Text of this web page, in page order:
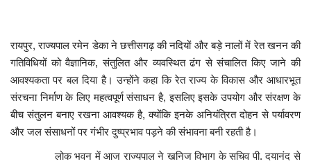
धर्म
मनोरंजन
बिजनेस
रायपुर, राज्यपाल रमेन डेका ने छत्तीसगढ़ की नदियों और बड़े नालों में रेत खनन की
गतिविधियों को वैज्ञानिक, संतुलित और व्यवस्थित ढंग से संचालित किए जाने की
आवश्यकता पर बल दिया है। उन्होंने कहा कि रेत राज्य के विकास और आधारभूत
संरचना निर्माण के लिए महत्वपूर्ण संसाधन है, इसलिए इसके उपयोग और संरक्षण के
बीच संतुलन बनाए रखना आवश्यक है, क्योंकि इनके अनियंत्रित दोहन से पर्यावरण
और जल संसाधनों पर गंभीर दुष्प्रभाव पड़ने की संभावना बनी रहती है।
लोक भवन में आज राज्यपाल ने खनिज विभाग के सचिव पी. दयानंद से